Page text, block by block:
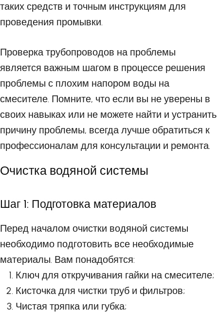
таких средств и точным инструкциям для
проведения промывки.
Проверка трубопроводов на проблемы
является важным шагом в процессе решения
проблемы с плохим напором воды на
смесителе. Помните, что если вы не уверены в
своих навыках или не можете найти и устранить
причину проблемы, всегда лучше обратиться к
профессионалам для консультации и ремонта.
Очистка водяной системы
Шаг 1: Подготовка материалов
Перед началом очистки водяной системы
необходимо подготовить все необходимые
материалы. Вам понадобятся:
Ключ для откручивания гайки на смесителе;
Кисточка для чистки труб и фильтров;
Чистая тряпка или губка;